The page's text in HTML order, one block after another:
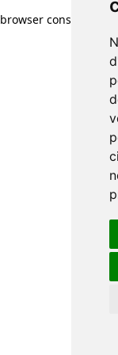
browser console for